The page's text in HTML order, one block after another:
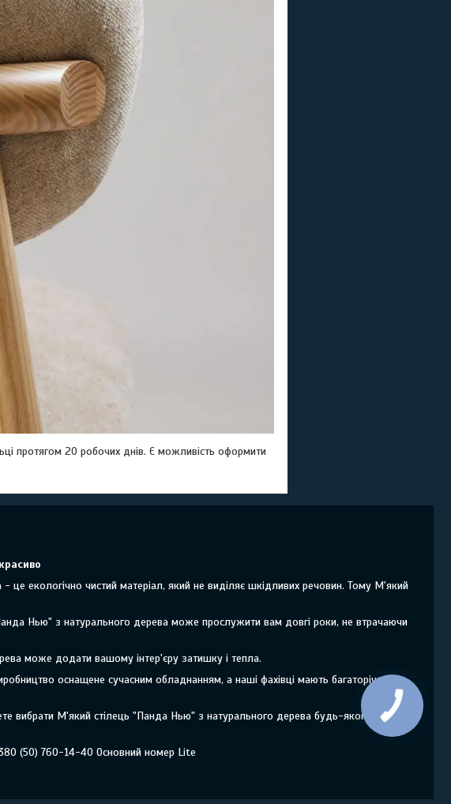
протягом 20 робочих днів. Є можливість оформити
екологічно чистий матеріал, який не виділяє шкідливих речовин. Тому М'який
Нью" з натурального дерева може прослужити вам довгі роки, не втрачаючи
може додати вашому інтер'єру затишку і тепла.
оснащене сучасним обладнанням, а наші фахівці мають багаторічний
вибрати М'який стілець "Панда Нью" з натурального дерева будь-якого
(50) 760-14-40 Основний номер Lite